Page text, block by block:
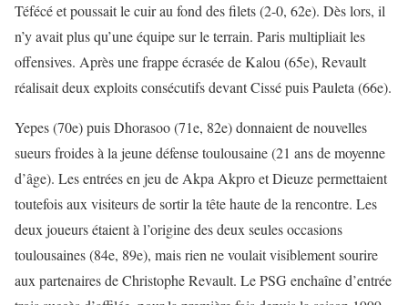
Téfécé et poussait le cuir au fond des filets (2-0, 62e). Dès lors, il
n’y avait plus qu’une équipe sur le terrain. Paris multipliait les
offensives. Après une frappe écrasée de Kalou (65e), Revault
réalisait deux exploits consécutifs devant Cissé puis Pauleta (66e).
Yepes (70e) puis Dhorasoo (71e, 82e) donnaient de nouvelles
sueurs froides à la jeune défense toulousaine (21 ans de moyenne
d’âge). Les entrées en jeu de Akpa Akpro et Dieuze permettaient
toutefois aux visiteurs de sortir la tête haute de la rencontre. Les
deux joueurs étaient à l’origine des deux seules occasions
toulousaines (84e, 89e), mais rien ne voulait visiblement sourire
aux partenaires de Christophe Revault. Le PSG enchaîne d’entrée